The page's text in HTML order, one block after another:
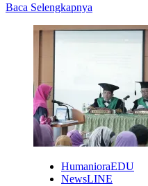
Baca Selengkapnya
about
Tertib
Administrasi
Kepastian
Identitas
HumanioraEDU
NewsLINE